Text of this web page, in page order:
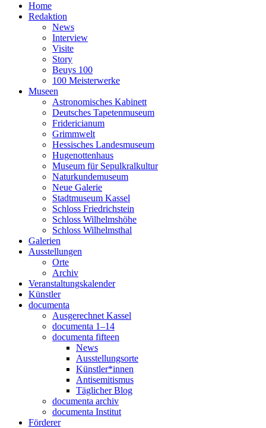
Home
Redaktion
News
Interview
Visite
Story
Beuys 100
100 Meisterwerke
Museen
Astronomisches Kabinett
Deutsches Tapetenmuseum
Fridericianum
Grimmwelt
Hessisches Landesmuseum
Hugenottenhaus
Museum für Sepulkralkultur
Naturkundemuseum
Neue Galerie
Stadtmuseum Kassel
Schloss Friedrichstein
Schloss Wilhelmshöhe
Schloss Wilhelmsthal
Galerien
Ausstellungen
Orte
Archiv
Veranstaltungskalender
Künstler
documenta
Ausgerechnet Kassel
documenta 1–14
documenta fifteen
News
Ausstellungsorte
Künstler*innen
Antisemitismus
Täglicher Blog
documenta archiv
documenta Institut
Förderer